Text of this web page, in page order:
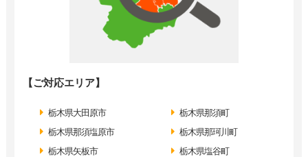
【ご対応エリア】
栃木県大田原市
栃木県那須塩原市
栃木県矢板市
栃木県那須町
栃木県那珂川町
栃木県塩谷町